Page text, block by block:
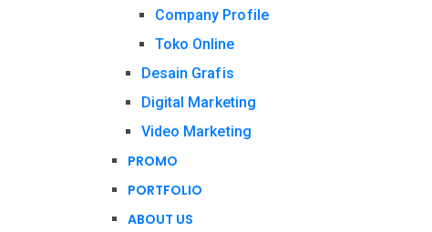
Company Profile
Toko Online
Desain Grafis
Digital Marketing
Video Marketing
PROMO
PORTFOLIO
ABOUT US